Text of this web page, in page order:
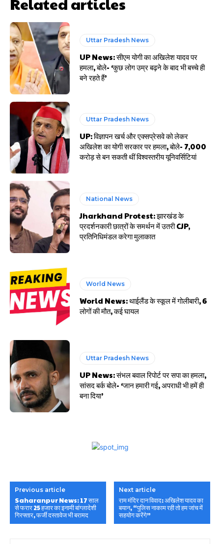
Uttar Pradesh News
UP News: सीएम योगी का अखिलेश यादव पर
हमला, बोले- ‘कुछ लोग उम्र बढ़ने के बाद भी बच्चे ही
बने रहते हैं’
Uttar Pradesh News
UP: विज्ञापन खर्च और एक्सप्रेसवे को लेकर
अखिलेश का योगी सरकार पर हमला, बोले- 7,000
करोड़ से बन सकती थीं विश्वस्तरीय यूनिवर्सिटियां
National News
Jharkhand Protest: झारखंड के
प्रदर्शनकारी छात्रों के समर्थन में उतरी CJP,
प्रतिनिधिमंडल करेगा मुलाकात
World News
World News: थाईलैंड के स्कूल में गोलीबारी, 6
लोगों की मौत, कई घायल
Uttar Pradesh News
UP News: संभल बवाल रिपोर्ट पर सपा का हमला,
सांसद बर्क बोले- ‘जान हमारी गई, अपराधी भी हमें ही
बना दिया’
Previous article
Saharanpur News: 17 साल
से फरार 25 हजार का इनामी बांग्लादेशी
गिरफ्तार, फर्जी दस्तावेज भी बरामद
Next article
राम मंदिर दान विवाद: अखिलेश यादव का
बयान, “पुलिस नाकाम रही तो हम जांच में
सहयोग करेंगे”